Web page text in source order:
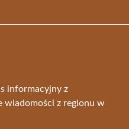
informacyjny z
wiadomości z regionu w